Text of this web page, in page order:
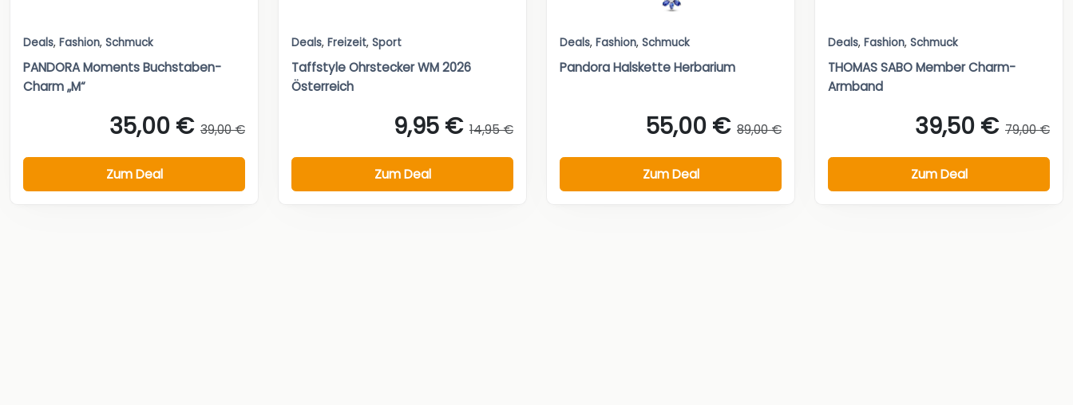
Deals, Fashion, Schmuck
PANDORA Moments Buchstaben-
Charm „M“
35,00 € 39,00 €
Zum Deal
Deals, Freizeit, Sport
Taffstyle Ohrstecker WM 2026
Österreich
9,95 € 14,95 €
Zum Deal
Deals, Fashion, Schmuck
Pandora Halskette Herbarium
55,00 € 89,00 €
Zum Deal
Deals, Fashion, Schmuck
THOMAS SABO Member Charm-
Armband
39,50 € 79,00 €
Zum Deal